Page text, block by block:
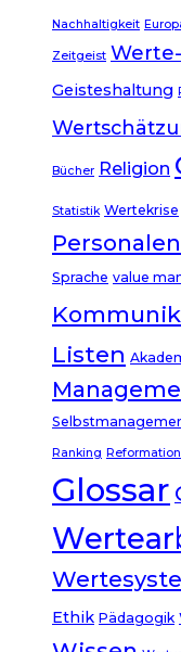
Nachhaltigkeit
Zeitgeist
Geisteshaltung
Bücher Religion
Statistik Wertekrise
Sprache value
Listen
Ranking Reformation
Glossar
Ethik Pädagogik